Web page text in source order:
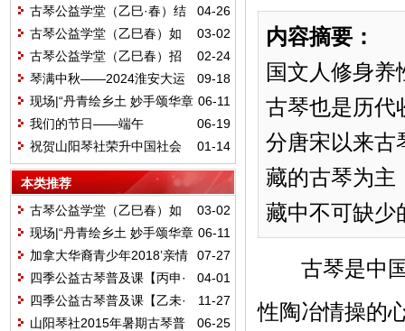
内容摘要：
国文人修身
古琴也是历代
分唐宋以来古
藏的古琴为主
藏中不可缺少
古琴是中国
性陶冶情操的
学
04-26
古琴公益学堂（乙巳·春）结
业
03-02
古琴公益学堂（乙巳春）如
期开学
02-24
古琴公益学堂（乙巳春）招
生开始
09-18
琴满中秋——2024淮安大运
河非遗文化旅游节古琴专场演出06-11
现场|“丹青绘乡土 妙手颂华章
——当博里农民画遇上桃花坞木版
年画”主题画展暨端午奇妙游互动体
验活动正式启动！
06-19
我们的节日——端午
01-14
祝贺山阳琴社荣升中国社会
组织评估等级AAAA
本类推荐
03-02
古琴公益学堂（乙巳春）如
期开学
06-11
现场|“丹青绘乡土 妙手颂华章
——当博里农民画遇上桃花坞木版
年画”主题画展暨端午奇妙游互动体
验活动正式启动！
07-27
加拿大华裔青少年2018’亲情
中华·江苏淮安夏令营琴课
04-01
四季公益古琴普及课【丙申·
春】圆满结束
11-27
四季公益古琴普及课【乙未·
冬】如期开课
06-25
山阳琴社2015年暑期古琴普